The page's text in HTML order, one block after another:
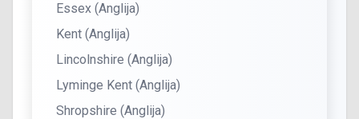
Essex (Anglija)
Kent (Anglija)
Lincolnshire (Anglija)
Lyminge Kent (Anglija)
Shropshire (Anglija)